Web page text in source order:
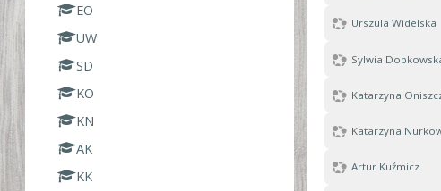
Urszula Widelska
Sylwia
Katarzyna
Katarzyna
Artur Kuźmicz
EO
UW
SD
KO
KN
AK
KK